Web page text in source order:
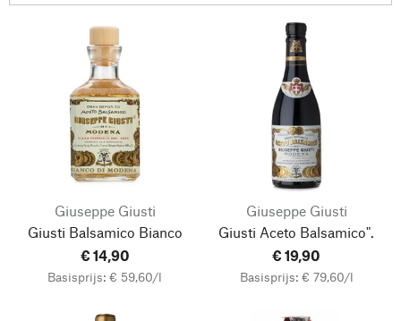
Giuseppe Giusti
Giusti Balsamico Bianco
€ 14,90
Basisprijs: € 59,60/l
Giuseppe Giusti
Giusti Aceto Balsamico".
€ 19,90
Basisprijs: € 79,60/l